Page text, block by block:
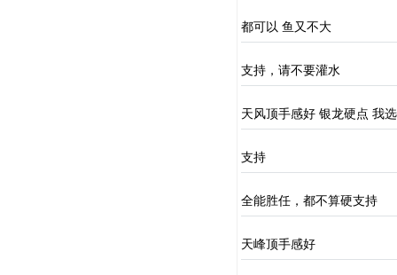
都可以 鱼又不大
支持，请不要灌水
天风顶手感好 银龙硬点 我
支持
全能胜任，都不算硬支持
天峰顶手感好